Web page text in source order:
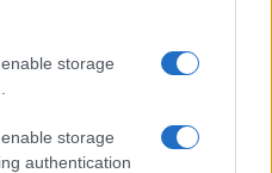
storage
storage
authentication
υπουργός
της στήριξης